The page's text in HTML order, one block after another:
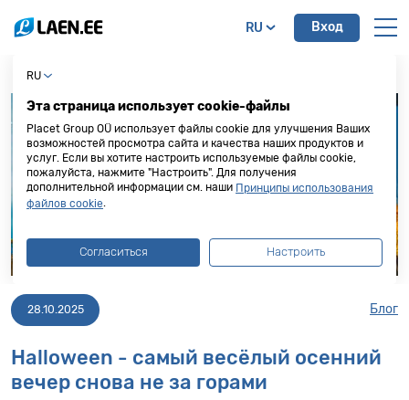
RU Вход
28.10.2025 Блог
Halloween - самый весёлый осенний
вечер снова не за горами
RU
Эта страница использует cookie-файлы
Placet Group OÜ использует файлы cookie для улучшения Ваших
возможностей просмотра сайта и качества наших продуктов и
услуг. Если вы хотите настроить используемые файлы cookie,
пожалуйста, нажмите "Настроить". Для получения
дополнительной информации см. наши Принципы использования
файлов cookie
Согласиться Настроить